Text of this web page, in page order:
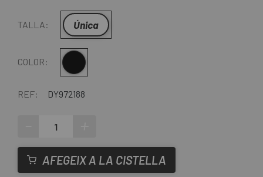
TALLA: Única
COLOR: Negre
REF: DY972188
AFEGEIX A LA CISTELLA